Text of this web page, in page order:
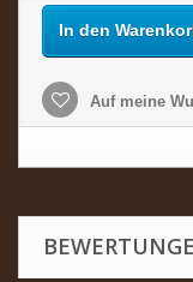
In den
Auf meine